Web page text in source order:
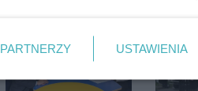
PARTNERZY USTAWIENIA